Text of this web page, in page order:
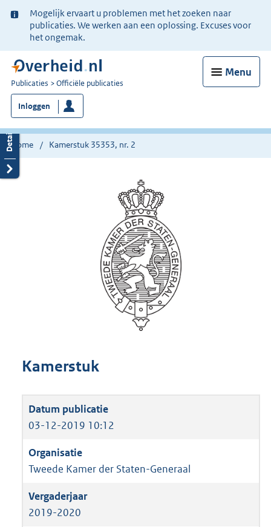
Ter
informatie:
Mogelijk ervaart u problemen met het zoeken naar
publicaties. We werken aan een oplossing. Excuses voor
het ongemak.
Menu
U
bent
nu
hier:
Publicaties Officiële publicaties
Inloggen
Home Kamerstuk 35353, nr. 2
Kamerstuk
03-12-2019 10:12
Tweede Kamer der Staten-Generaal
2019-2020